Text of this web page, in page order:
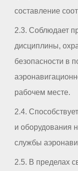
составление
2.3. Соблюдает
дисциплины,
безопасности в
рабочем месте.
2.4.
и оборудования
службы
2.5. В пределах